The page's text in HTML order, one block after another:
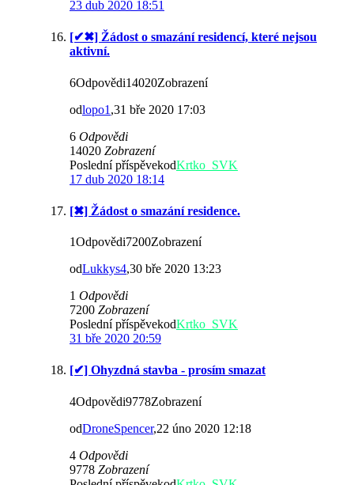
23 dub 2020 18:51
[✔✖] Žádost o smazání residencí, které nejsou
aktivní.
6Odpovědi14020Zobrazení
odlopo1 ,31 bře 2020 17:03
6 Odpovědi
14020 Zobrazení
Poslední příspěvekodKrtko_SVK
17 dub 2020 18:14
[✖] Žádost o smazání residence.
1Odpovědi7200Zobrazení
odLukkys4,30 bře 2020 13:23
1 Odpovědi
7200 Zobrazení
Poslední příspěvekodKrtko_SVK
31 bře 2020 20:59
[✔] Ohyzdná stavba - prosím smazat
4Odpovědi9778Zobrazení
odDroneSpencer,22 úno 2020 12:18
4 Odpovědi
9778 Zobrazení